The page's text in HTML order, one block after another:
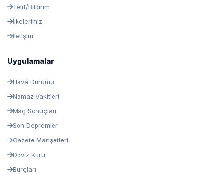
Telif/Bildirim
İlkelerimiz
İletişim
Uygulamalar
Hava Durumu
Namaz Vakitleri
Maç Sonuçları
Son Depremler
Gazete Manşetleri
Döviz Kuru
Burçları